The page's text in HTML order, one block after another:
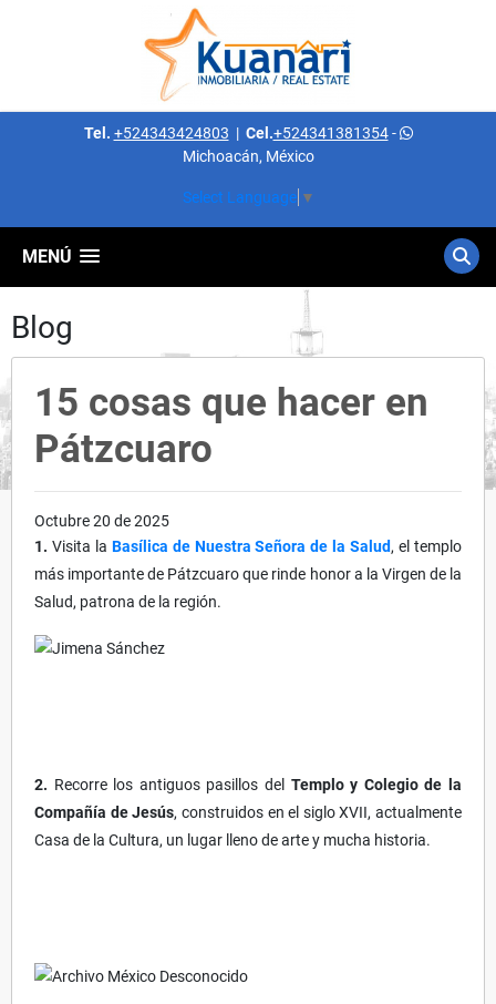
Tel. +524343424803 | Cel.+524341381354-
Michoacán, México
Select Language ▼
MENÚ
Blog
15 cosas que hacer en
Pátzcuaro
Octubre 20 de 2025
1. Visita la Basílica de Nuestra Señora de la Salud, el templo
más importante de Pátzcuaro que rinde honor a la Virgen de la
Salud, patrona de la región.
2. Recorre los antiguos pasillos del Templo y Colegio de la
Compañía de Jesús, construidos en el siglo XVII, actualmente
Casa de la Cultura, un lugar lleno de arte y mucha historia.